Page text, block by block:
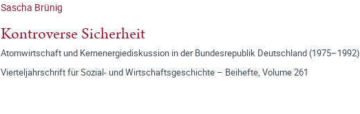
Sascha Brünig
Kontroverse Sicherheit
Atomwirtschaft und Kernenergiediskussion in der Bundesrepublik Deutschland (1975–1992)
Vierteljahrschrift für Sozial- und Wirtschaftsgeschichte – Beihefte, Volume 261